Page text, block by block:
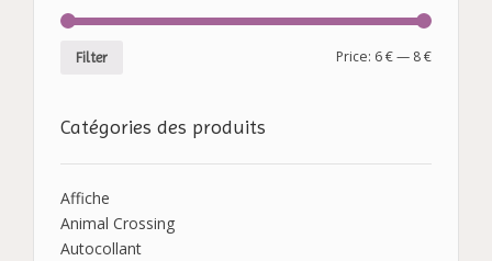
Filter Price: 6 €— 8 €
Catégories des produits
Affiche
Animal Crossing
Autocollant